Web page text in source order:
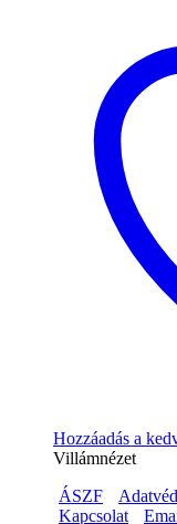
Hozzáadás a
Villámnézet
ÁSZF
Kapcsolat